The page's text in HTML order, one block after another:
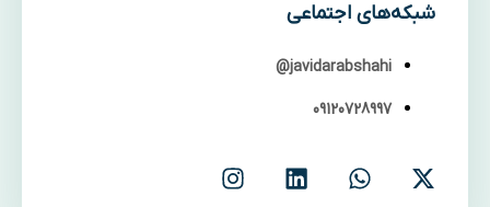
شبکه‌های اجتماعی
javidarabshahi@
09120728997